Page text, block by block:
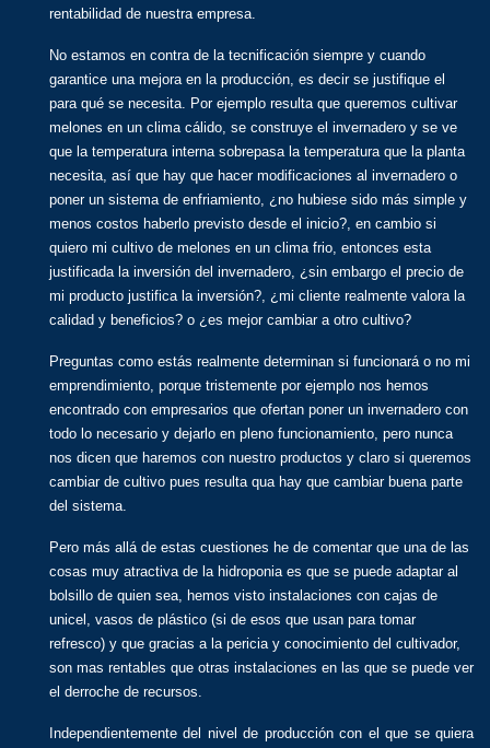
rentabilidad de nuestra empresa.
No estamos en contra de la tecnificación siempre y cuando
garantice una mejora en la producción, es decir se justifique el
para qué se necesita. Por ejemplo resulta que queremos cultivar
melones en un clima cálido, se construye el invernadero y se ve
que la temperatura interna sobrepasa la temperatura que la planta
necesita, así que hay que hacer modificaciones al invernadero o
poner un sistema de enfriamiento, ¿no hubiese sido más simple y
menos costos haberlo previsto desde el inicio?, en cambio si
quiero mi cultivo de melones en un clima frio, entonces esta
justificada la inversión del invernadero, ¿sin embargo el precio de
mi producto justifica la inversión?, ¿mi cliente realmente valora la
calidad y beneficios? o ¿es mejor cambiar a otro cultivo?
Preguntas como estás realmente determinan si funcionará o no mi
emprendimiento, porque tristemente por ejemplo nos hemos
encontrado con empresarios que ofertan poner un invernadero con
todo lo necesario y dejarlo en pleno funcionamiento, pero nunca
nos dicen que haremos con nuestro productos y claro si queremos
cambiar de cultivo pues resulta qua hay que cambiar buena parte
del sistema.
Pero más allá de estas cuestiones he de comentar que una de las
cosas muy atractiva de la hidroponia es que se puede adaptar al
bolsillo de quien sea, hemos visto instalaciones con cajas de
unicel, vasos de plástico (si de esos que usan para tomar
refresco) y que gracias a la pericia y conocimiento del cultivador,
son mas rentables que otras instalaciones en las que se puede ver
el derroche de recursos.
Independientemente del nivel de producción con el que se quiera